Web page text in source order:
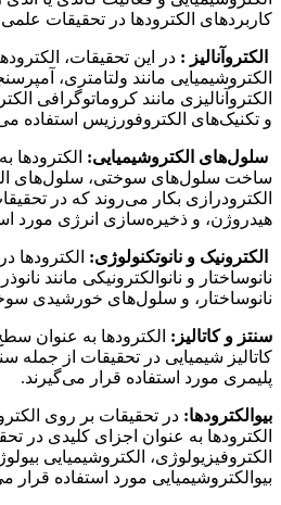
کاربردهای الکترودها در تحقیقات علمی
الکتروآنالیز : در این تحقیقات،
الکتروشیمیایی مانند ولتامتری،
و تکنیک‌های الکتروفورزیس استفاده
سلول‌های الکتروشیمیایی: الکترودها
ساخت سلول‌های سوختی، سلول‌های
الکترودرازی بکار می‌روند که در
هیدروژن، و ذخیره‌سازی انرژی مورد
الکترونیک و نانوتکنولوژی: الکترودها
نانوساختار و نانوالکترونیکی مانند
نانوساختار، و سلول‌های خورشیدی
سنتز و کاتالیز: الکترودها به عنوان
کاتالیز شیمیایی در تحقیقات از جمله
پلیمری مورد استفاده قرار می‌گیرند.
بیوالکترودها: در تحقیقات بر روی
الکترودها به عنوان اجزای کلیدی در
الکتروفیزیولوژی، الکتروشیمیایی
بیوالکتروشیمیایی مورد استفاده قرار